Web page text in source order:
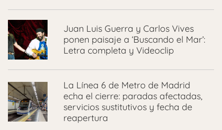
Juan Luis Guerra y Carlos Vives
ponen paisaje a ‘Buscando el Mar’:
Letra completa y Videoclip
La Línea 6 de Metro de Madrid
echa el cierre: paradas afectadas,
servicios sustitutivos y fecha de
reapertura